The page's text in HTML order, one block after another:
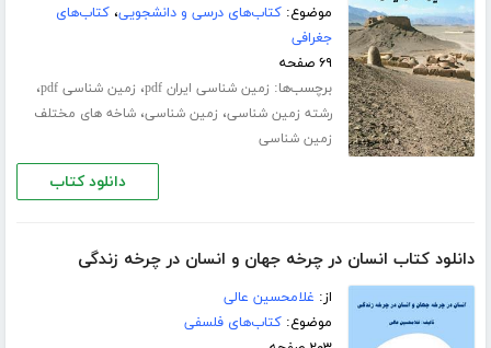
موضوع:کتاب‌های درسی و دانشجویی،کتاب‌های
جغرافی
۶۹ صفحه
برچسب‌ها: زمین شناسی ایران pdf ، زمین شناسی pdf ،
رشته زمین شناسی، زمین شناسی،شاخه های مختلف
زمین شناسی
دانلود کتاب
دانلود کتاب انسان در چرخه جهان و انسان در چرخه زندگی
از: غلامحسین عالی
موضوع:کتاب‌های فلسفی